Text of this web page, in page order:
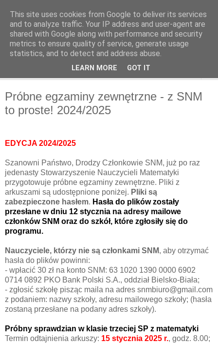
Próbne egzaminy zewnętrzne - z SNM
to proste! 2024/2025
EDYCJA 2024/2025
Szanowni Państwo, Drodzy Członkowie SNM, już po raz
jedenasty Stowarzyszenie Nauczycieli Matematyki
przygotowuje próbne egzaminy zewnętrzne. Pliki z
arkuszami są udostępnione poniżej. Pliki są
zabezpieczone hasłem. Hasła do plików zostały
przesłane w dniu 12 stycznia na adresy mailowe
członków SNM oraz do szkół, które zgłosiły się do
programu.
Nauczyciele, którzy nie są członkami SNM, aby otrzymać
hasła do plików powinni:
- wpłacić 30 zł na konto SNM: 63 1020 1390 0000 6902
0714 0892 PKO Bank Polski S.A., oddział Bielsko-Biała;
- zgłosić szkołę pisząc maila na adres snmbiuro@gmail.com
z podaniem: nazwy szkoły, adresu mailowego szkoły; (hasła
zostaną przesłane na podany adres szkoły).
Próbny sprawdzian w klasie trzeciej SP z matematyki
Termin odtajnienia arkuszy: 15 stycznia 2025 r., godz. 8.00;
This site uses cookies from Google to deliver its services
and to analyze traffic. Your IP address and user-agent are
shared with Google along with performance and security
metrics to ensure quality of service, generate usage
statistics, and to detect and address abuse.
LEARN MORE GOT IT